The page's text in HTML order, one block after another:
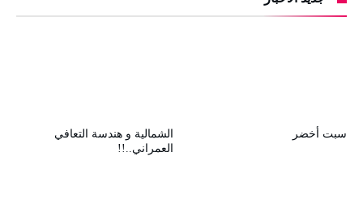
الشمالية و هندسة التعافي
العمراني..!!
سبت أخضر